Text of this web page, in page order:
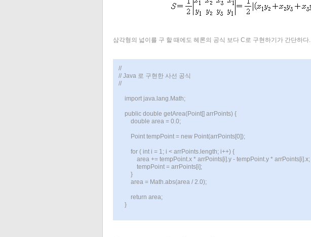
삼각형의 넓이를 구 할 때에도 헤론의 공식 보다 C로 구현하기가 간단하다.
//
// Java 로 구현한 사선 공식
//
import java.lang.Math;
public double getArea(Point[] arrPoints) {
double area = 0.0;
Point tempPoint = new Point(arrPoints[0]);
for ( int i = 1; i < arrPoints.length; i++) {
area += tempPoint.x * arrPoints[i].y - tempPoint.y * arrPoints[i].x;
tempPoint = arrPoints[i];
}
area = Math.abs(area / 2.0);
return area;
}